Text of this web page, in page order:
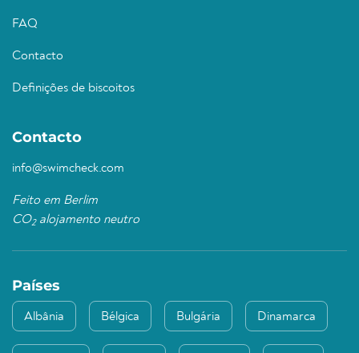
FAQ
Contacto
Definições de biscoitos
Contacto
info@swimcheck.com
Feito em Berlim
CO2alojamento neutro
Países
Albânia Bélgica Bulgária Dinamarca